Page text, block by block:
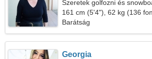
Szeretek golfozni és
161 cm (5'4"), 62 kg (136
Barátság
Georgia